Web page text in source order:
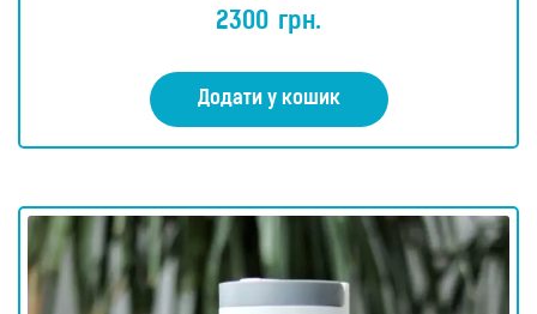
5.00
з 5
2300 грн.
Додати у кошик